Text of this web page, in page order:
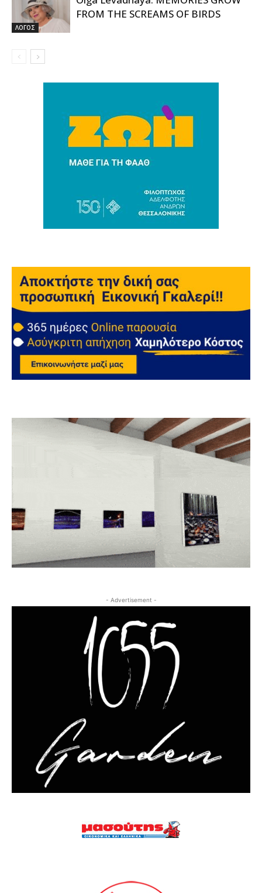
ΛΟΓΟΣ
FROM THE SCREAMS OF BIRDS
- Advertisement -